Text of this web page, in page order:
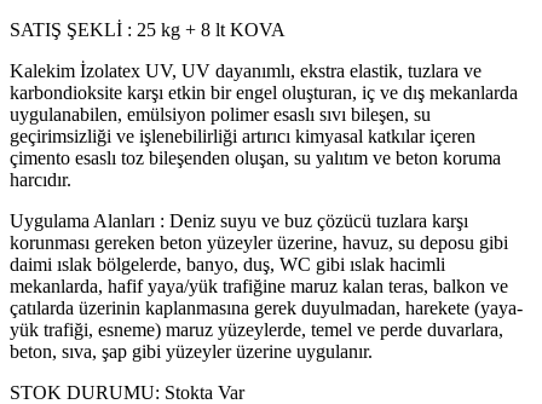
SATIŞ ŞEKLİ : 25 kg + 8 lt KOVA
Kalekim İzolatex UV, UV dayanımlı, ekstra elastik, tuzlara ve
karbondioksite karşı etkin bir engel oluşturan, iç ve dış mekanlarda
uygulanabilen, emülsiyon polimer esaslı sıvı bileşen, su
geçirimsizliği ve işlenebilirliği artırıcı kimyasal katkılar içeren
çimento esaslı toz bileşenden oluşan, su yalıtım ve beton koruma
harcıdır.
Uygulama Alanları : Deniz suyu ve buz çözücü tuzlara karşı
korunması gereken beton yüzeyler üzerine, havuz, su deposu gibi
daimi ıslak bölgelerde, banyo, duş, WC gibi ıslak hacimli
mekanlarda, hafif yaya/yük trafiğine maruz kalan teras, balkon ve
çatılarda üzerinin kaplanmasına gerek duyulmadan, harekete (yaya-
yük trafiği, esneme) maruz yüzeylerde, temel ve perde duvarlara,
beton, sıva, şap gibi yüzeyler üzerine uygulanır.
STOK DURUMU: Stokta Var